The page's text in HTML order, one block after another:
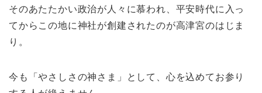
そのあたたかい政治が人々に慕われ、平安時代に入っ
てからこの地に神社が創建されたのが高津宮のはじま
り。
今も「やさしさの神さま」として、心を込めてお参り